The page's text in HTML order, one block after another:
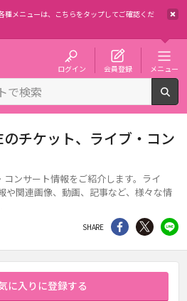
メニューは、
こちらをタップしてご確認くだ
ログイン 会員登録 メニュー
チケット、ライブ・コン
コンサート情報をご紹介します。ライ
や関連画像、動画、記事など、様々な情
SHARE シェア Twitter
に入りに登録する